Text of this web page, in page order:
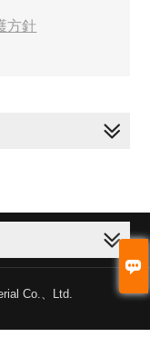

方針
Co.、Ltd.